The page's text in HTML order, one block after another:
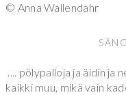
© Anna Wallendahr
.... pölypalloja ja äidin ja
kaikki muu, mikä vain